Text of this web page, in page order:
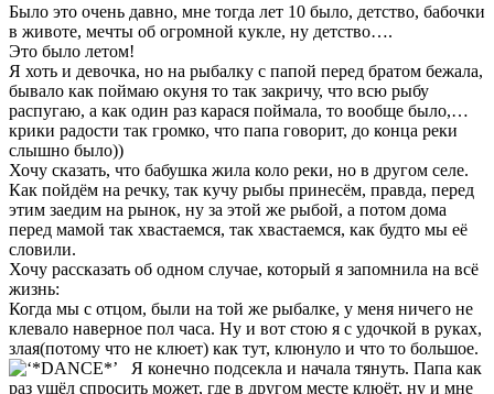
Было это очень давно, мне тогда лет 10 было, детство, бабочки
в животе, мечты об огромной кукле, ну детство….
Это было летом!
Я хоть и девочка, но на рыбалку с папой перед братом бежала,
бывало как поймаю окуня то так закричу, что всю рыбу
распугаю, а как один раз карася поймала, то вообще было,…
крики радости так громко, что папа говорит, до конца реки
слышно было))
Хочу сказать, что бабушка жила коло реки, но в другом селе.
Как пойдём на речку, так кучу рыбы принесём, правда, перед
этим заедим на рынок, ну за этой же рыбой, а потом дома
перед мамой так хвастаемся, так хвастаемся, как будто мы её
словили.
Хочу рассказать об одном случае, который я запомнила на всё
жизнь:
Когда мы с отцом, были на той же рыбалке, у меня ничего не
клевало наверное пол часа. Ну и вот стою я с удочкой в руках,
злая(потому что не клюет) как тут, клюнуло и что то большое.
Я конечно подсекла и начала тянуть. Папа как
раз ушёл спросить может, где в другом месте клюёт, ну и мне